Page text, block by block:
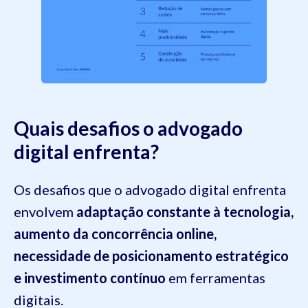
Quais desafios o advogado
digital enfrenta?
Os desafios que o advogado digital enfrenta
envolvem adaptação constante à tecnologia,
aumento da concorrência online,
necessidade de posicionamento estratégico
e investimento contínuo em ferramentas
digitais.